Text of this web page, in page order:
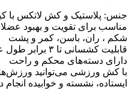
جنس: پلاستیک و کش لاتکس با
مناسب برای تقویت و بهبود
شکم ، ران، باسن، کمر و پشت
قابلیت کشسانی تا ۳ برابر طول عادی
دارای دسته‌های محکم و راحت
با کش ورزشی می‌توانید
ایستاده، نشسته و خوابیده